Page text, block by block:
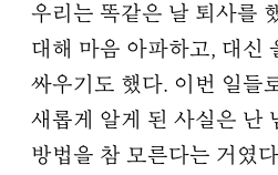
우리는 똑같은 날 퇴사를
대해 마음 아파하고, 대신
싸우기도 했다. 이번 일들
새롭게 알게 된 사실은 난
방법을 참 모른다는 거였